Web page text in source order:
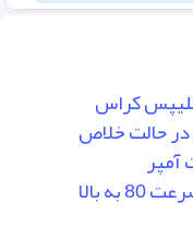
کراس
حالت خلاص